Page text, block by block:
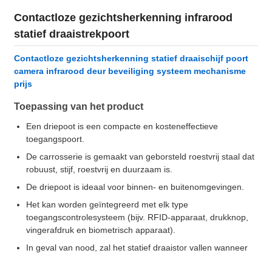
Contactloze gezichtsherkenning infrarood
statief draaistrekpoort
Contactloze gezichtsherkenning statief draaischijf poort
camera infrarood deur beveiliging systeem mechanisme
prijs
Toepassing van het product
Een driepoot is een compacte en kosteneffectieve
toegangspoort.
De carrosserie is gemaakt van geborsteld roestvrij staal dat
robuust, stijf, roestvrij en duurzaam is.
De driepoot is ideaal voor binnen- en buitenomgevingen.
Het kan worden geïntegreerd met elk type
toegangscontrolesysteem (bijv. RFID-apparaat, drukknop,
vingerafdruk en biometrisch apparaat).
In geval van nood, zal het statief draaistor vallen wanneer